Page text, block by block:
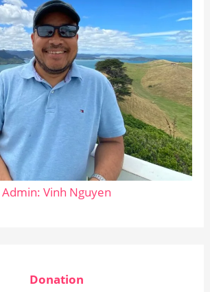
Admin: Vinh Nguyen
Donation